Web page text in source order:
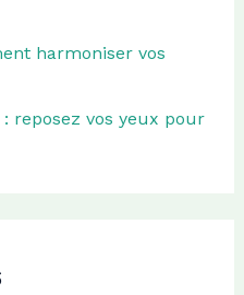
harmoniser vos
reposez vos yeux pour